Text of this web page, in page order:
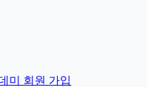
미 회원 가입